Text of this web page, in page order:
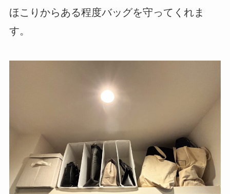
ほこりからある程度バッグを守ってくれま
す。